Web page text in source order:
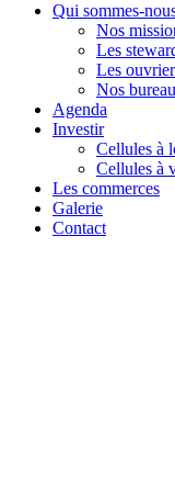
Qui sommes-
Nos
Les
Les
Nos
Agenda
Investir
Cellules à
Cellules à
Les commerces
Galerie
Contact